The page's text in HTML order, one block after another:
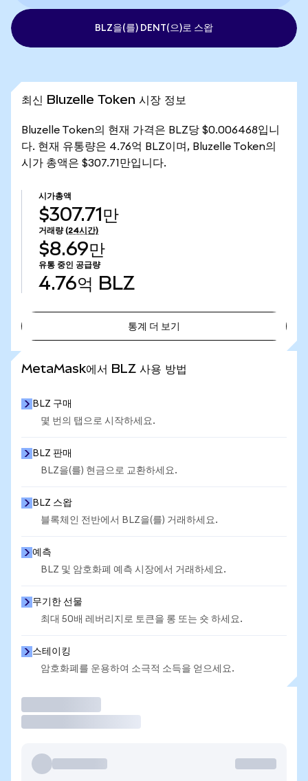
BLZ을(를) DENT(으)로 스왑
최신 Bluzelle Token 시장 정보
Bluzelle Token의 현재 가격은 BLZ당 $0.006468입니
다. 현재 유통량은 4.76억 BLZ이며, Bluzelle Token의
시가 총액은 $307.71만입니다.
시가총액
$307.71만
거래량 (24시간)
$8.69만
유통 중인 공급량
4.76억 BLZ
통계 더 보기
MetaMask에서 BLZ 사용 방법
BLZ 구매
몇 번의 탭으로 시작하세요.
BLZ 판매
BLZ을(를) 현금으로 교환하세요.
BLZ 스왑
블록체인 전반에서 BLZ을(를) 거래하세요.
예측
BLZ 및 암호화폐 예측 시장에서 거래하세요.
무기한 선물
최대 50배 레버리지로 토큰을 롱 또는 숏 하세요.
스테이킹
암호화폐를 운용하여 소극적 소득을 얻으세요.